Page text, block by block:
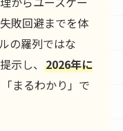
敗回避までを体
の羅列ではな
示し、 2026年に
まるわかり」で